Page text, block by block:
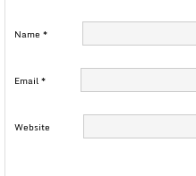
Name *
Email*
Website